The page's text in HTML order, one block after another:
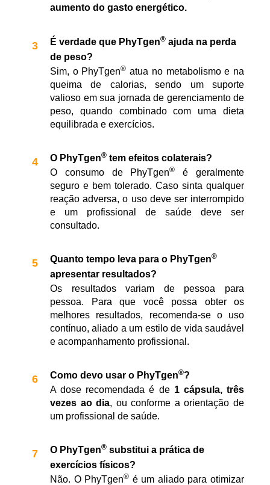
aumento do gasto energético.
É verdade que PhyTgen® ajuda na perda
de peso?
Sim, o PhyTgen® atua no metabolismo e na
queima de calorias, sendo um suporte
valioso em sua jornada de gerenciamento de
peso, quando combinado com uma dieta
equilibrada e exercícios.
O PhyTgen® tem efeitos colaterais?
O consumo de PhyTgen®
é geralmente
seguro e bem tolerado. Caso sinta qualquer
reação adversa, o uso deve ser interrompido
e um profissional de saúde deve ser
consultado.
Quanto tempo leva para o PhyTgen®
apresentar resultados?
Os resultados variam de pessoa para
pessoa. Para que você possa obter os
melhores resultados, recomenda-se o uso
contínuo, aliado a um estilo de vida saudável
e acompanhamento profissional.
Como devo usar o PhyTgen®?
A dose recomendada é de 1 cápsula, três
vezes ao dia, ou conforme a orientação de
um profissional de saúde.
O PhyTgen® substitui a prática de
exercícios físicos?
Não. O PhyTgen® é um aliado para otimizar